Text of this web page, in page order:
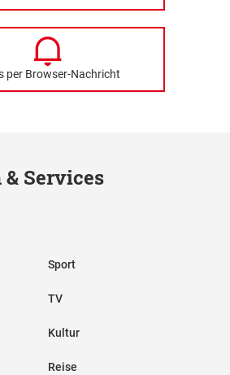
per Browser-Nachricht
Services
Sport
TV
Kultur
Reise